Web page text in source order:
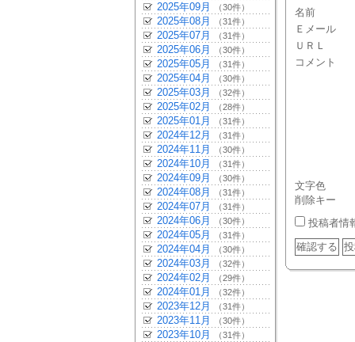
2025年09月 （30件）
2025年08月 （31件）
2025年07月 （31件）
2025年06月 （30件）
2025年05月 （31件）
2025年04月 （30件）
2025年03月 （32件）
2025年02月 （28件）
2025年01月 （31件）
2024年12月 （31件）
2024年11月 （30件）
2024年10月 （31件）
2024年09月 （30件）
2024年08月 （31件）
2024年07月 （31件）
2024年06月 （30件）
2024年05月 （31件）
2024年04月 （30件）
2024年03月 （32件）
2024年02月 （29件）
2024年01月 （32件）
2023年12月 （31件）
2023年11月 （30件）
2023年10月 （31件）
名前
Ｅメール
ＵＲＬ
コメント
文字色
削除キー
投稿者情